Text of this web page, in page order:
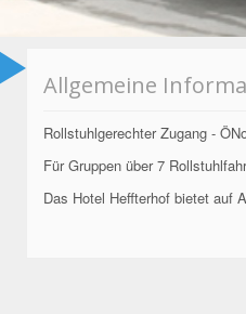
Allgemeine
Rollstuhlgerechter Zugang -
Für Gruppen über 7
Das Hotel Heffterhof bietet auf